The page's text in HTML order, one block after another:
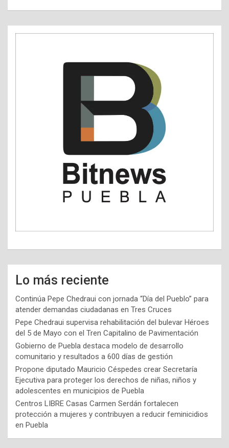
Lo más reciente
Continúa Pepe Chedraui con jornada “Día del Pueblo” para
atender demandas ciudadanas en Tres Cruces
Pepe Chedraui supervisa rehabilitación del bulevar Héroes
del 5 de Mayo con el Tren Capitalino de Pavimentación
Gobierno de Puebla destaca modelo de desarrollo
comunitario y resultados a 600 días de gestión
Propone diputado Mauricio Céspedes crear Secretaría
Ejecutiva para proteger los derechos de niñas, niños y
adolescentes en municipios de Puebla
Centros LIBRE Casas Carmen Serdán fortalecen
protección a mujeres y contribuyen a reducir feminicidios
en Puebla